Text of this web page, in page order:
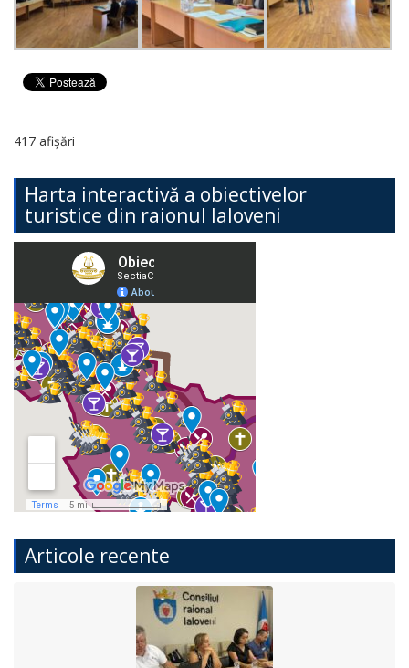
417 afișări
Harta interactivă a obiectivelor
turistice din raionul Ialoveni
Articole recente